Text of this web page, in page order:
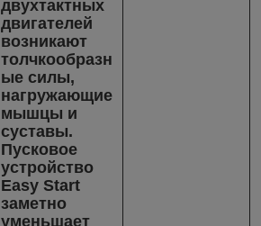
двухтактных
двигателей
возникают
толчкообразн
ые силы,
нагружающие
мышцы и
суставы.
Пусковое
устройство
Еasy Start
заметно
уменьшает